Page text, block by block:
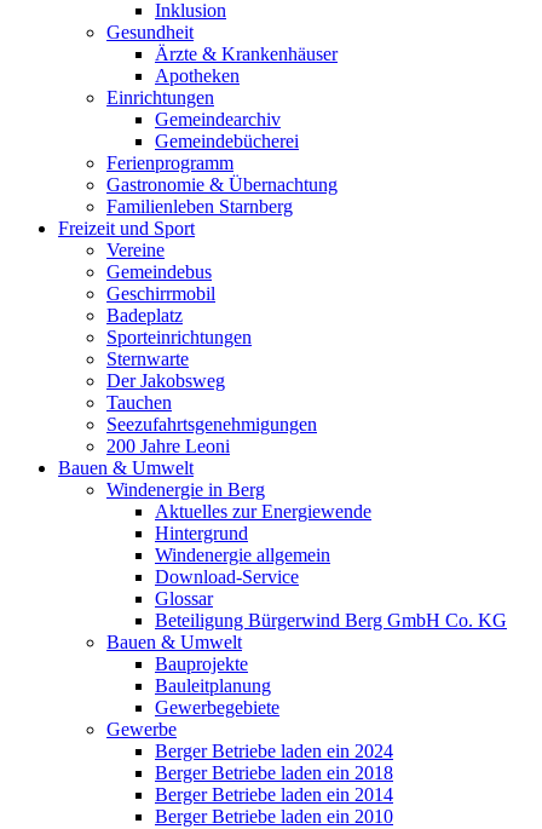
Inklusion
Gesundheit
Ärzte & Krankenhäuser
Apotheken
Einrichtungen
Gemeindearchiv
Gemeindebücherei
Ferienprogramm
Gastronomie & Übernachtung
Familienleben Starnberg
Freizeit und Sport
Vereine
Gemeindebus
Geschirrmobil
Badeplatz
Sporteinrichtungen
Sternwarte
Der Jakobsweg
Tauchen
Seezufahrtsgenehmigungen
200 Jahre Leoni
Bauen & Umwelt
Windenergie in Berg
Aktuelles zur Energiewende
Hintergrund
Windenergie allgemein
Download-Service
Glossar
Beteiligung Bürgerwind Berg GmbH Co. KG
Bauen & Umwelt
Bauprojekte
Bauleitplanung
Gewerbegebiete
Gewerbe
Berger Betriebe laden ein 2024
Berger Betriebe laden ein 2018
Berger Betriebe laden ein 2014
Berger Betriebe laden ein 2010